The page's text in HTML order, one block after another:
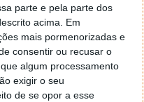
parte e pela parte dos
acima. Em
mais pormenorizadas e
consentir ou recusar o
algum processamento
exigir o seu
de se opor a esse